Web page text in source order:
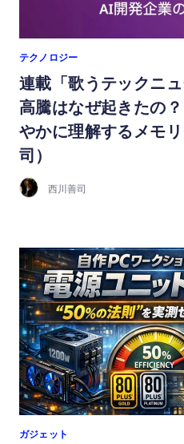
テクノロジー
連載「歌うテックニ
高騰はなぜ起きたの
やかに理解するメモ
司）
西川善司
ガジェット